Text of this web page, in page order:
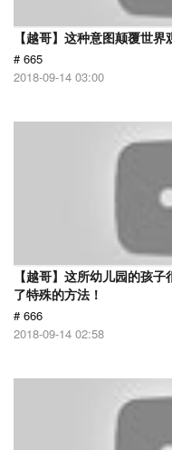
【越哥】这种意图颠覆世
# 665
2018-09-14 03:00
【越哥】这所幼儿园的孩
了特殊的方法！
# 666
2018-09-14 02:58